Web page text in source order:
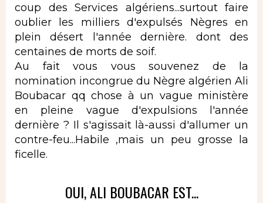
coup des Services algériens...surtout faire
oublier les milliers d'expulsés Nègres en
plein désert l'année dernière. dont des
centaines de morts de soif.
Au fait vous vous souvenez de la
nomination incongrue du Nègre algérien Ali
Boubacar qq chose à un vague ministère
en pleine vague d'expulsions l'année
dernière ? Il s'agissait là-aussi d'allumer un
contre-feu...Habile ,mais un peu grosse la
ficelle.
OUI, ALI BOUBACAR EST...